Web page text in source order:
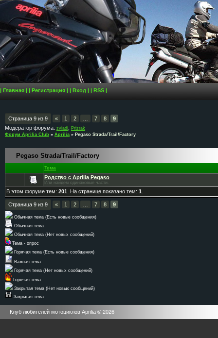
| Главная | | Регистрация | | Вход | | RSS |
Страница 9 из 9 « 1 2 7 8
9
Модератор форума: zviadi
Prizrak
Форум Aprilia Club » Aprilia » Pegaso Strada/Trail/Factory
Pegaso Strada/Trail/Factory
Тема
Родство с Aprilia Pegaso
Или найдем одинаковые части.
В этом форуме тем: 201 . На странице показано тем: 1
Страница 9 из 9 « 1 2 7 8 9
Обычная тема (Есть новые сообщения)
Обычная тема
Обычная тема (Нет новых сообщений)
Тема - опрос
Горячая тема (Есть новые сообщения)
Важная тема
Горячая тема (Нет новых сообщений)
Горячая тема
Закрытая тема (Нет новых сообщений)
Закрытая тема
Клуб любителей мотоциклов Aprilia © 2026